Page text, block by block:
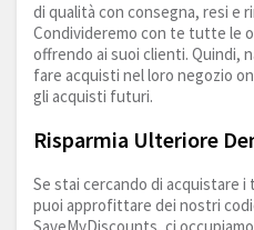
di qualità con consegna, resi e
Condivideremo con te tutte le
offrendo ai suoi clienti. Quindi,
fare acquisti nel loro negozio
gli acquisti futuri.
Risparmia Ulteriore
Se stai cercando di acquistare
puoi approfittare dei nostri